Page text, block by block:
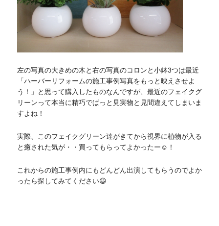
左の写真の大きめの木と右の写真のコロンと小鉢3つは最近
「ハーバーリフォームの施工事例写真をもっと映えさせよ
う！」と思って購入したものなんですが、最近のフェイクグ
リーンって本当に精巧でぱっと見実物と見間違えてしまいま
すよね！
実際、このフェイクグリーン達がきてから視界に植物が入る
と癒された気が・・買ってもらってよかったー☺！
これからの施工事例内にもどんどん出演してもらうのでよか
ったら探してみてください😃